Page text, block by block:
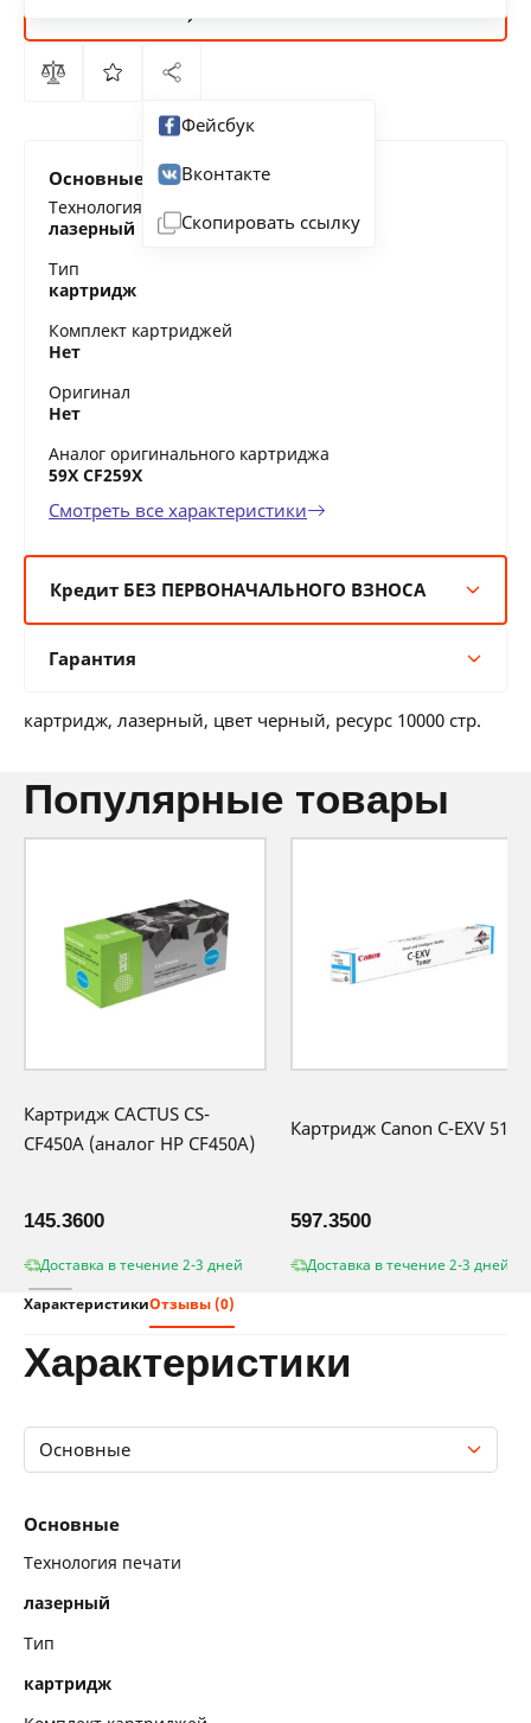
Фейсбук
Вконтакте
Скопировать ссылку
Основные характеристики
Технология печати
лазерный
Тип
картридж
Комплект картриджей
Нет
Оригинал
Нет
Аналог оригинального картриджа
59X CF259X
Смотреть все характеристики
Кредит БЕЗ ПЕРВОНАЧАЛЬНОГО ВЗНОСА
12 мес:5 BYN/мес
36 мес:2 BYN/мес
Гарантия
12 месяцев официальной гарантии от
картридж, лазерный, цвет черный, ресурс 10000 стр.
популярные товары
Картридж CACTUS CS-
CF450A (аналог HP CF450A)
145.3600
Доставка в течение 2-3 дней
Картридж Canon C-EXV 51LC
597.3500
Доставка в течение 2-3 дней
ХарактеристикиОтзывы (0)
характеристики
Основные
Основные
Технология печати
лазерный
Тип
картридж